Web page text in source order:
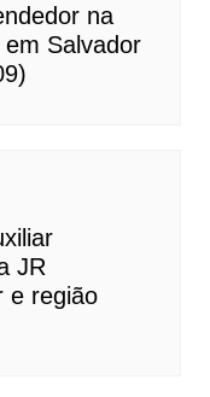
na
Salvador
JR
e região